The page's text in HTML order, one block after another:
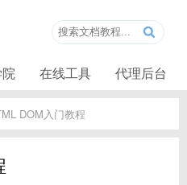
在线工具 代理后台
DOM入门教程